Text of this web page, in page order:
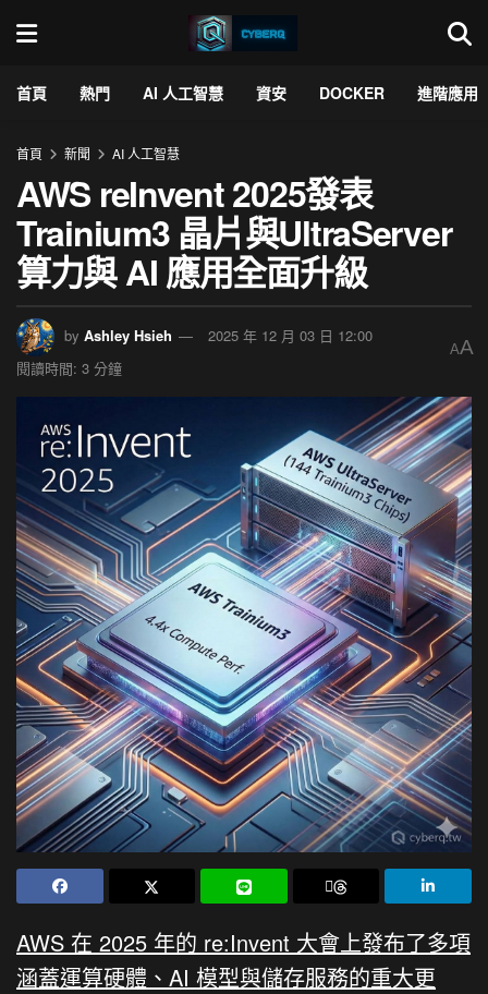
首頁 熱門 AI 人工智慧 資安 DOCKER 進階應用
首頁 新聞 AI 人工智慧
AWS reInvent 2025發表
Trainium3 晶片與UltraServer
算力與 AI 應用全面升級
by Ashley Hsieh
2025 年 12 月 03 日 12:00
閱讀時間: 3 分鐘
AA
AWS 在 2025 年的 re:Invent 大會上發布了多項
涵蓋運算硬體、AI 模型與儲存服務的重大更